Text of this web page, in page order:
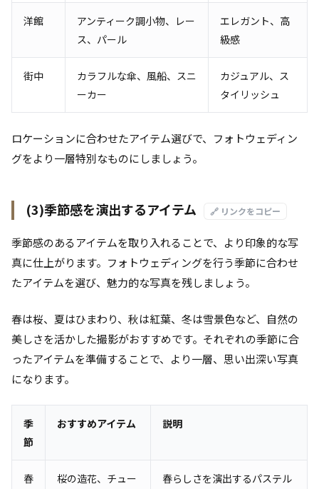
洋館
アンティーク調小物、レー
ス、パール
エレガント、高
級感
街中
カラフルな傘、風船、スニ
ーカー
カジュアル、ス
タイリッシュ
ロケーションに合わせたアイテム選びで、フォトウェディン
グをより一層特別なものにしましょう。
(3)季節感を演出するアイテム 🔗 リンクをコピー
季節感のあるアイテムを取り入れることで、より印象的な写
真に仕上がります。フォトウェディングを行う季節に合わせ
たアイテムを選び、魅力的な写真を残しましょう。
春は桜、夏はひまわり、秋は紅葉、冬は雪景色など、自然の
美しさを活かした撮影がおすすめです。それぞれの季節に合
ったアイテムを準備することで、より一層、思い出深い写真
になります。
季
節
おすすめアイテム 説明
春
桜の造花、チュー
春らしさを演出するパステル